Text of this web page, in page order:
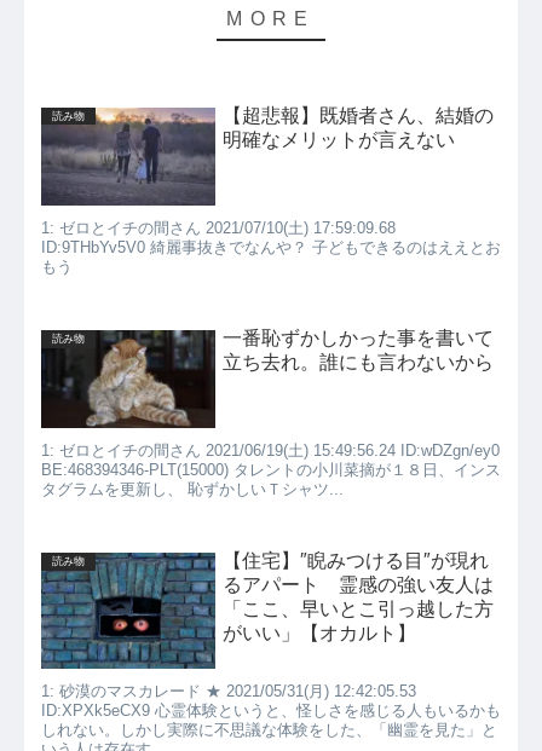
読み物
【超悲報】既婚者さん、結婚の
明確なメリットが言えない
1: ゼロとイチの間さん 2021/07/10(土) 17:59:09.68
ID:9THbYv5V0 綺麗事抜きでなんや？ 子どもできるのはええとお
もう
読み物
一番恥ずかしかった事を書いて
立ち去れ。誰にも言わないから
1: ゼロとイチの間さん 2021/06/19(土) 15:49:56.24 ID:wDZgn/ey0
BE:468394346-PLT(15000) タレントの小川菜摘が１８日、インス
タグラムを更新し、 恥ずかしいＴシャツ...
読み物
【住宅】″睨みつける目″が現れ
るアパート 霊感の強い友人は
「ここ、早いとこ引っ越した方
がいい」【オカルト】
1: 砂漠のマスカレード ★ 2021/05/31(月) 12:42:05.53
ID:XPXk5eCX9 心霊体験というと、怪しさを感じる人もいるかも
しれない。しかし実際に不思議な体験をした、「幽霊を見た」と